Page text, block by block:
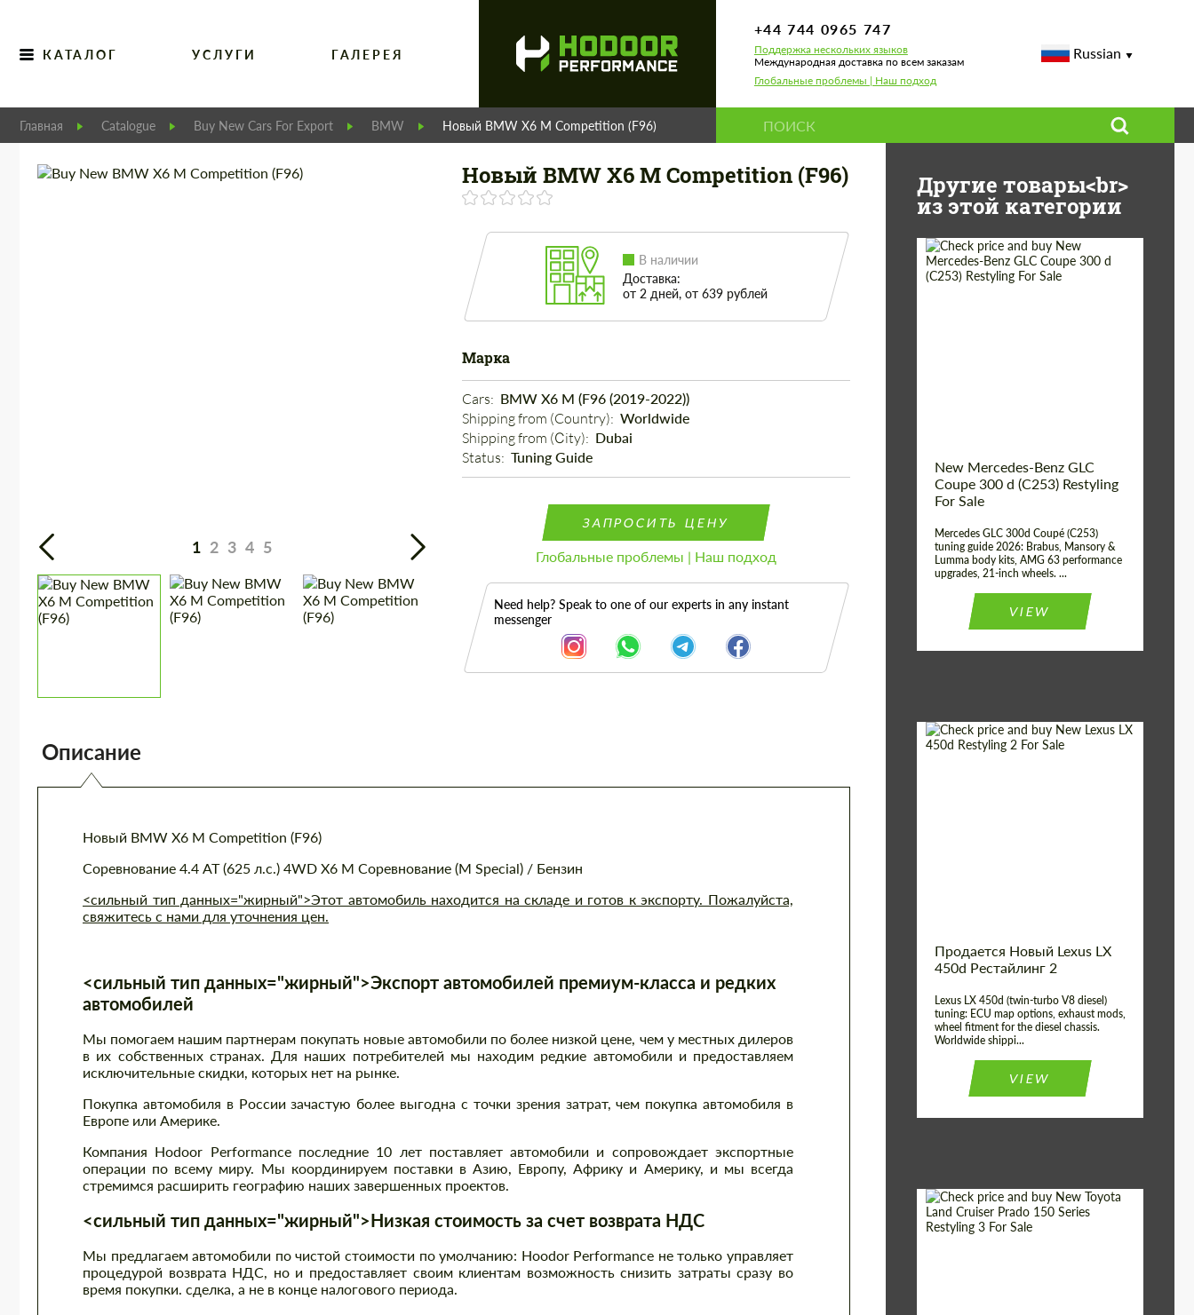
КАТАЛОГ УСЛУГИ ГАЛЕРЕЯ
+44 744 0965 747
Поддержка нескольких языков
Международная доставка по всем заказам
Глобальные проблемы | Наш подход
Russian
Главная Catalogue Buy New Cars For Export BMW Новый BMW X6 M Competition (F96)
1 2 3 4 5
Новый BMW X6 M Competition (F96)
В наличии
Доставка:
от 2 дней, от 639 рублей
Марка
Cars: BMW X6 M (F96 (2019-2022))
Shipping from (Country): Worldwide
Shipping from (Сity): Dubai
Status: Tuning Guide
ЗАПРОСИТЬ ЦЕНУ
Глобальные проблемы | Наш подход
Need help? Speak to one of our experts in any instant
messenger
Описание
Новый BMW X6 M Competition (F96)
Соревнование 4.4 AT (625 л.с.) 4WD X6 M Соревнование (M Special) / Бензин
<сильный тип данных="жирный">Этот автомобиль находится на складе и готов к экспорту. Пожалуйста,
свяжитесь с нами для уточнения цен.
<сильный тип данных="жирный">Экспорт автомобилей премиум-класса и редких
автомобилей
Мы помогаем нашим партнерам покупать новые автомобили по более низкой цене, чем у местных дилеров
в их собственных странах. Для наших потребителей мы находим редкие автомобили и предоставляем
исключительные скидки, которых нет на рынке.
Покупка автомобиля в России зачастую более выгодна с точки зрения затрат, чем покупка автомобиля в
Европе или Америке.
Компания Hodoor Performance последние 10 лет поставляет автомобили и сопровождает экспортные
операции по всему миру. Мы координируем поставки в Азию, Европу, Африку и Америку, и мы всегда
стремимся расширить географию наших завершенных проектов.
<сильный тип данных="жирный">Низкая стоимость за счет возврата НДС
Мы предлагаем автомобили по чистой стоимости по умолчанию: Hoodor Performance не только управляет
процедурой возврата НДС, но и предоставляет своим клиентам возможность снизить затраты сразу во
время покупки. сделка, а не в конце налогового периода.
Другие товары<br>
из этой категории
New Mercedes-Benz GLC
Coupe 300 d (C253) Restyling
For Sale
Mercedes GLC 300d Coupé (C253)
tuning guide 2026: Brabus, Mansory &
Lumma body kits, AMG 63 performance
upgrades, 21-inch wheels. ...
VIEW
Продается Новый Lexus LX
450d Рестайлинг 2
Lexus LX 450d (twin-turbo V8 diesel)
tuning: ECU map options, exhaust mods,
wheel fitment for the diesel chassis.
Worldwide shippi...
VIEW